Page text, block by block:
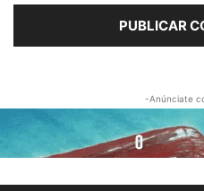
-Anúnciate